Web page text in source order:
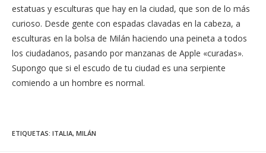
estatuas y esculturas que hay en la ciudad, que son de lo más
curioso. Desde gente con espadas clavadas en la cabeza, a
esculturas en la bolsa de Milán haciendo una peineta a todos
los ciudadanos, pasando por manzanas de Apple «curadas».
Supongo que si el escudo de tu ciudad es una serpiente
comiendo a un hombre es normal.
ETIQUETAS: ITALIA, MILÁN